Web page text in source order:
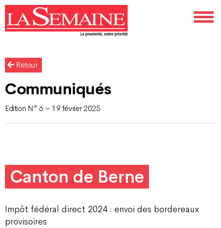
Retour
Communiqués
Edition N° 6 – 19 février 2025
Canton de Berne
Impôt fédéral direct 2024 : envoi des bordereaux
provisoires